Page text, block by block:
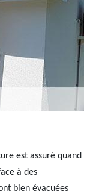
est assuré quand
à des
bien évacuées